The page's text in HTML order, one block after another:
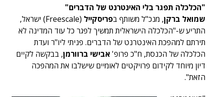
"הכלכלה תפגר בלי האינטרנט של הדברים"
שמואל ברקן, מנכ"ל משותף בפריסקייל
(Freescale) ישראל,
התריע ש-"הכלכלה הישראלית תמשיך לפגר כל עוד המדינה לא
תירתם למהפכת האינטרנט של הדברים. פניתי ליו"ר ועדת
הכלכלה של הכנסת, ח"כ פרופ' אבישי ברוורמן, בבקשה לקיים
דיון מיוחד לקידום פרויקטים לאומיים שישלבו את המהפכה
הזאת".